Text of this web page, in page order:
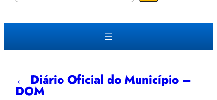
u
a
← Diário Oficial do Município –
DOM